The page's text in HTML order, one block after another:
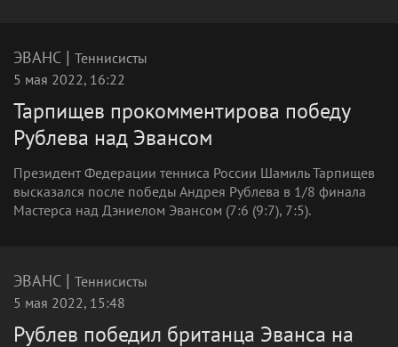
ЭВАНС | Теннисисты
5 мая 2022, 16:22
Тарпищев прокомментирова победу
Рублева над Эвансом
Президент Федерации тенниса России Шамиль Тарпищев
высказался после победы Андрея Рублева в 1/8 финала
Мастерса над Дэниелом Эвансом (7:6 (9:7), 7:5).
ЭВАНС | Теннисисты
5 мая 2022, 15:48
Рублев победил британца Эванса на